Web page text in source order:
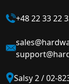
+48 22 33 22
Salsy 2 / 02-